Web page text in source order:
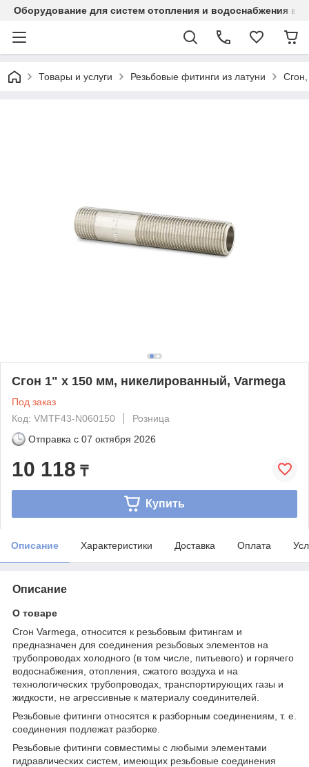
Оборудование для систем отопления и водоснабжения в
Товары и услуги Резьбовые фитинги из латуни
Сгон 1" x 150 мм, никелированный, Varmega
Под заказ
Код: VMTF43-N060150
Розница
Отправка с 07 октября 2026
10 118 ₸
Купить
Описание Характеристики Доставка Оплата
Описание
О товаре
Сгон Varmega, относится к резьбовым фитингам и
предназначен для соединения резьбовых элементов на
трубопроводах холодного (в том числе, питьевого) и горячего
водоснабжения, отопления, сжатого воздуха и на
технологических трубопроводах, транспортирующих газы и
жидкости, не агрессивные к материалу соединителей.
Резьбовые фитинги относятся к разборным соединениям, т. е.
соединения подлежат разборке.
Резьбовые фитинги совместимы с любыми элементами
гидравлических систем, имеющих резьбовые соединения